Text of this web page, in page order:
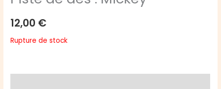
12,00 €
Rupture de stock